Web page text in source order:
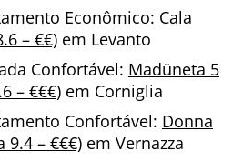
Econômico: Cala
– €€) em Levanto
Confortável: Madüneta 5
– €€€) em Corniglia
Confortável: Donna
9.4 – €€€) em Vernazza